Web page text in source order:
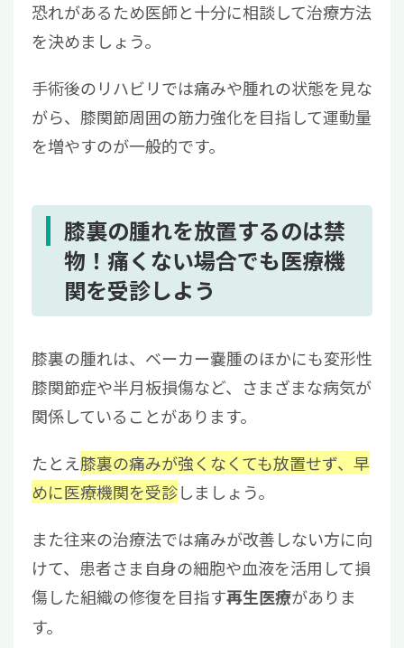
恐れがあるため医師と十分に相談して治療方法
を決めましょう。
手術後のリハビリでは痛みや腫れの状態を見な
がら、膝関節周囲の筋力強化を目指して運動量
を増やすのが一般的です。
膝裏の腫れを放置するのは禁
物！痛くない場合でも医療機
関を受診しよう
膝裏の腫れは、ベーカー嚢腫のほかにも変形性
膝関節症や半月板損傷など、さまざまな病気が
関係していることがあります。
たとえ膝裏の痛みが強くなくても放置せず、早
めに医療機関を受診しましょう。
また往来の治療法では痛みが改善しない方に向
けて、患者さま自身の細胞や血液を活用して損
傷した組織の修復を目指す再生医療がありま
す。